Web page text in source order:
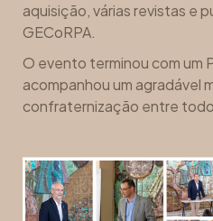
aquisição, várias revistas e
GECoRPA.
O evento terminou com um
acompanhou um agradável
confraternização entre